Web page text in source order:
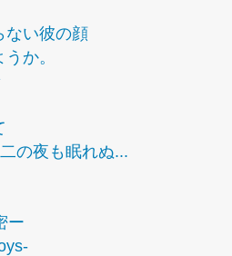
い彼の顔
か。
の夜も眠れぬ...
ー